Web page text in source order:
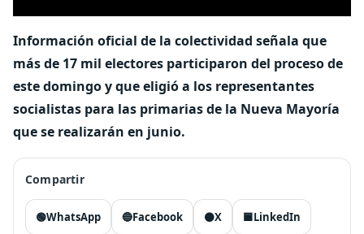
Información oficial de la colectividad señala que
más de 17 mil electores participaron del proceso de
este domingo y que eligió a los representantes
socialistas para las primarias de la Nueva Mayoría
que se realizarán en junio.
Compartir
🟢WhatsApp 🔵Facebook ⚫X 🟦LinkedIn